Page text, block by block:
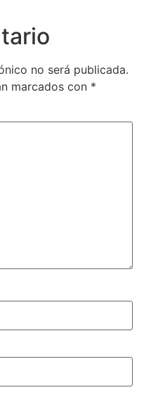
no será publicada.
marcados con *